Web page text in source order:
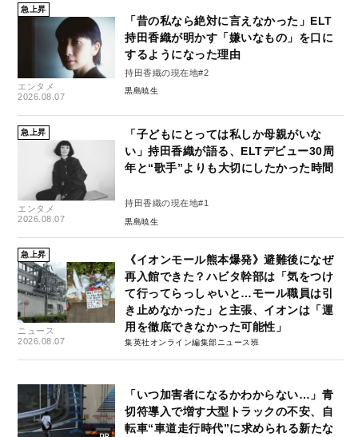
急上昇
エンタメ
2026.08.07
「昔の私なら絶対に言えなかった」ELT
持田香織が明かす「嫌いなもの」を口に
するようになった理由
持田香織の現在地#2
黒島暁生
急上昇
エンタメ
2026.08.07
「子どもにとっては私しか母親がいな
い」持田香織が語る、ELTデビュー30周
年と“歌手”よりも大切にしたかった時間
持田香織の現在地#1
黒島暁生
急上昇
ニュース
2026.08.07
《イオンモール熊本爆発》避難後になぜ
再入館できた？ハビタ幹部は「気をつけ
て行ってらっしゃいと…モール職員は引
き止めなかった」と主張、イオンは「運
用を徹底できなかった可能性」
集英社オンライン編集部ニュース班
「いつ加害者になるかわからない…」青
切符導入で増す大型トラックの不安、自
転車“車道走行時代”に求められる新たな